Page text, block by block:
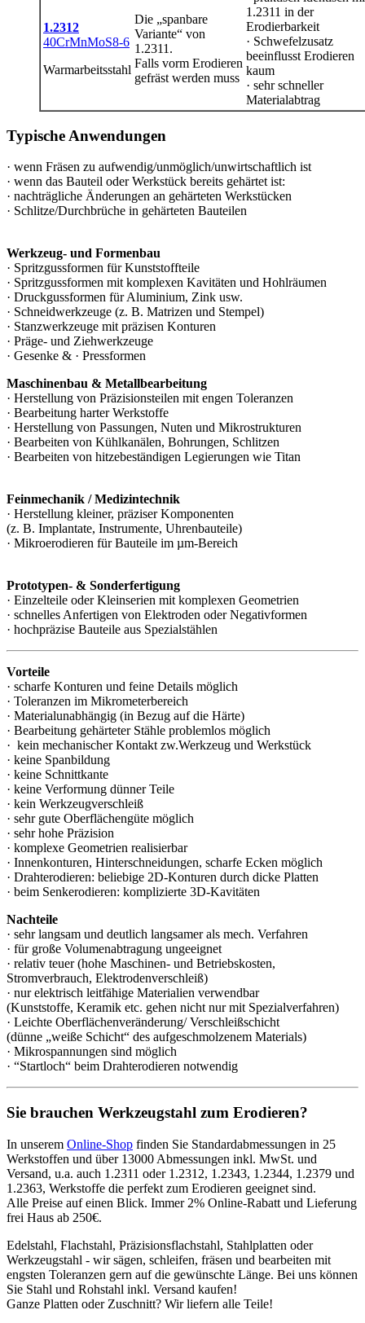
1.2312
40CrMnMoS8-6
Warmarbeitsstahl
Die „spanbare
Variante“ von
1.2311.
Falls vorm Erodieren
gefräst werden muss
1.2311 in der
Erodierbarkeit
· Schwefelzusatz
beeinflusst Erodieren
kaum
· sehr schneller
Materialabtrag
Typische Anwendungen
· wenn Fräsen zu aufwendig/unmöglich/unwirtschaftlich ist
· wenn das Bauteil oder Werkstück bereits gehärtet ist:
· nachträgliche Änderungen an gehärteten Werkstücken
· Schlitze/Durchbrüche in gehärteten Bauteilen
Werkzeug- und Formenbau
· Spritzgussformen für Kunststoffteile
· Spritzgussformen mit komplexen Kavitäten und Hohlräumen
· Druckgussformen für Aluminium, Zink usw.
· Schneidwerkzeuge (z. B. Matrizen und Stempel)
· Stanzwerkzeuge mit präzisen Konturen
· Präge- und Ziehwerkzeuge
· Gesenke & · Pressformen
Maschinenbau & Metallbearbeitung
· Herstellung von Präzisionsteilen mit engen Toleranzen
· Bearbeitung harter Werkstoffe
· Herstellung von Passungen, Nuten und Mikrostrukturen
· Bearbeiten von Kühlkanälen, Bohrungen, Schlitzen
· Bearbeiten von hitzebeständigen Legierungen wie Titan
Feinmechanik / Medizintechnik
· Herstellung kleiner, präziser Komponenten
(z. B. Implantate, Instrumente, Uhrenbauteile)
· Mikroerodieren für Bauteile im µm-Bereich
Prototypen- & Sonderfertigung
· Einzelteile oder Kleinserien mit komplexen Geometrien
· schnelles Anfertigen von Elektroden oder Negativformen
· hochpräzise Bauteile aus Spezialstählen
Vorteile
· scharfe Konturen und feine Details möglich
· Toleranzen im Mikrometerbereich
· Materialunabhängig (in Bezug auf die Härte)
· Bearbeitung gehärteter Stähle problemlos möglich
· kein mechanischer Kontakt zw.Werkzeug und Werkstück
· keine Spanbildung
· keine Schnittkante
· keine Verformung dünner Teile
· kein Werkzeugverschleiß
· sehr gute Oberflächengüte möglich
· sehr hohe Präzision
· komplexe Geometrien realisierbar
· Innenkonturen, Hinterschneidungen, scharfe Ecken möglich
· Drahterodieren: beliebige 2D-Konturen durch dicke Platten
· beim Senkerodieren: komplizierte 3D-Kavitäten
Nachteile
· sehr langsam und deutlich langsamer als mech. Verfahren
· für große Volumenabtragung ungeeignet
· relativ teuer (hohe Maschinen- und Betriebskosten,
Stromverbrauch, Elektrodenverschleiß)
· nur elektrisch leitfähige Materialien verwendbar
(Kunststoffe, Keramik etc. gehen nicht nur mit Spezialverfahren)
· Leichte Oberflächenveränderung/ Verschleißschicht
(dünne „weiße Schicht“ des aufgeschmolzenem Materials)
· Mikrospannungen sind möglich
· “Startloch“ beim Drahterodieren notwendig
Sie brauchen Werkzeugstahl zum Erodieren?
In unserem Online-Shop finden Sie Standardabmessungen in 25
Werkstoffen und über 13000 Abmessungen inkl. MwSt. und
Versand, u.a. auch 1.2311 oder 1.2312, 1.2343, 1.2344, 1.2379 und
1.2363, Werkstoffe die perfekt zum Erodieren geeignet sind.
Alle Preise auf einen Blick. Immer 2% Online-Rabatt und Lieferung
frei Haus ab 250€.
Edelstahl, Flachstahl, Präzisionsflachstahl, Stahlplatten oder
Werkzeugstahl - wir sägen, schleifen, fräsen und bearbeiten mit
engsten Toleranzen gern auf die gewünschte Länge. Bei uns können
Sie Stahl und Rohstahl inkl. Versand kaufen!
Ganze Platten oder Zuschnitt? Wir liefern alle Teile!